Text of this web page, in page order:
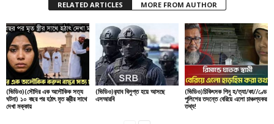
RELATED ARTICLES MORE FROM AUTHOR
(ভিডিও)(সৌদির এক অলৌকিক সত্য
ঘটনা) ১০ বছর পর হঠাৎ মৃত স্ত্রীর সাথে
দেখা মক্কায়
(ভিডিও)র‌্যাব বিলুপ্ত হয়ে আসছে
এসআরবি
(ভিডিও)চিকিৎসক পিনু হ/ত্যা/কা//ণ্ডে
পুলিশের তদন্তে বেরিয়ে এলো চাঞ্চল্যকর
তথ্য!